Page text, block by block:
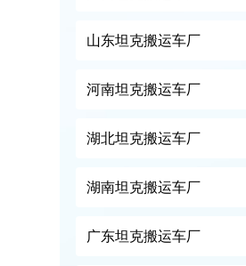
山东坦克搬运车厂
河南坦克搬运车厂
湖北坦克搬运车厂
湖南坦克搬运车厂
广东坦克搬运车厂